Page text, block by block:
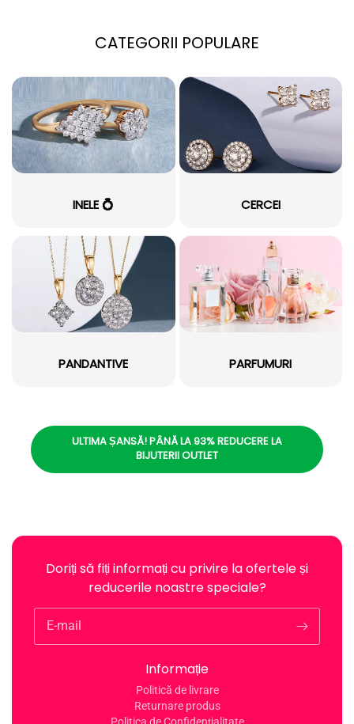
CATEGORII POPULARE
INELE 💍 CERCEI
PANDANTIVE PARFUMURI
ULTIMA ȘANSĂ! PÂNĂ LA 93% REDUCERE LA
BIJUTERII OUTLET
Informație
Politică de livrare
Returnare produs
Doriți să fiți informați cu privire la ofertele și
reducerile noastre speciale?
E-mail